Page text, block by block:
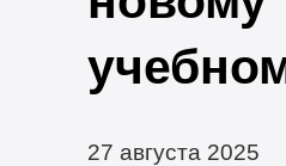
27 августа 2025